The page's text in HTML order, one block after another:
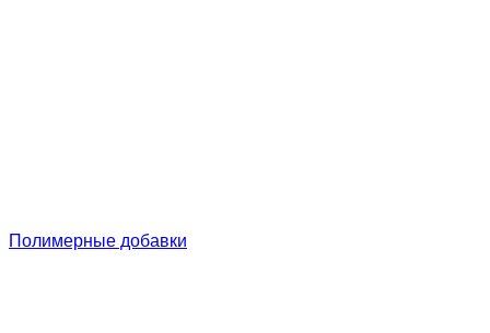
Полимерные добавки